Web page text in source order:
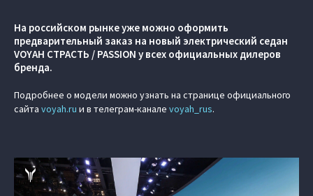
На российском рынке уже можно оформить
предварительный заказ на новый электрический седан
VOYAH СТРАСТЬ / PASSION у всех официальных дилеров
бренда.
Подробнее о модели можно узнать на странице официального
сайта voyah.ru и в телеграм-канале voyah_rus.